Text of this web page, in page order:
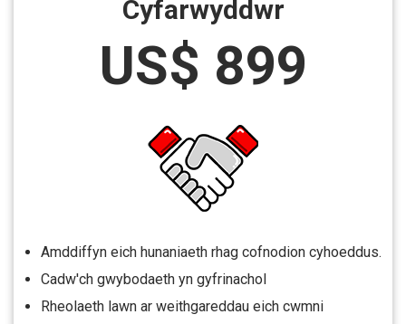
Cyfarwyddwr
US$ 899
Amddiffyn eich hunaniaeth rhag cofnodion cyhoeddus.
Cadw'ch gwybodaeth yn gyfrinachol
Rheolaeth lawn ar weithgareddau eich cwmni